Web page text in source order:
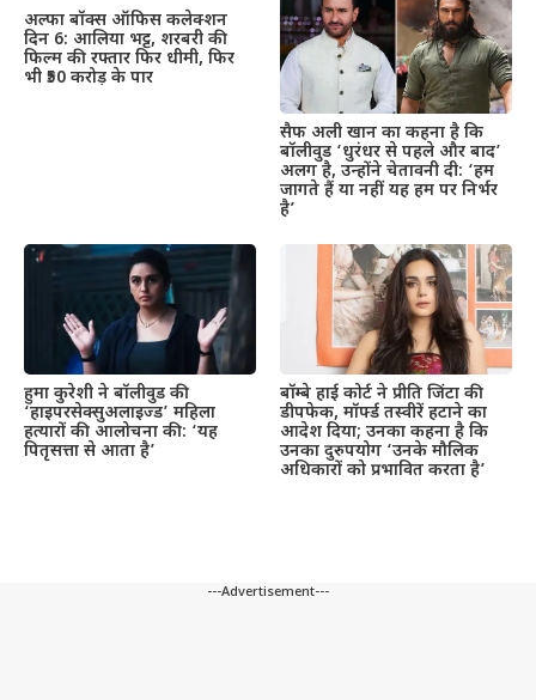
अल्फा बॉक्स ऑफिस कलेक्शन
दिन 6: आलिया भट्ट, शरबरी की
फिल्म की रफ्तार फिर धीमी, फिर
भी ₹50 करोड़ के पार
सैफ अली खान का कहना है कि
बॉलीवुड ‘धुरंधर से पहले और बाद’
अलग है, उन्होंने चेतावनी दी: ‘हम
जागते हैं या नहीं यह हम पर निर्भर
है’
हुमा कुरेशी ने बॉलीवुड की
‘हाइपरसेक्सुअलाइज्ड’ महिला
हत्यारों की आलोचना की: ‘यह
पितृसत्ता से आता है’
बॉम्बे हाई कोर्ट ने प्रीति जिंटा की
डीपफेक, मॉर्फ्ड तस्वीरें हटाने का
आदेश दिया; उनका कहना है कि
उनका दुरुपयोग ‘उनके मौलिक
अधिकारों को प्रभावित करता है’
---Advertisement---